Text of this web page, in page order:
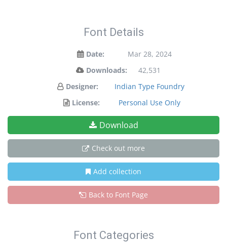
Font Details
Date:
Mar 28, 2024
Downloads:
42,531
Designer:
Indian Type Foundry
License:
Personal Use Only
Download
Check out more
Add collection
Back to Font Page
Font Categories